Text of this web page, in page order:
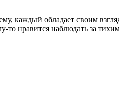
каждый обладает своим
то нравится наблюдать за